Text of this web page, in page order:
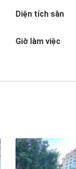
Diện tích sàn
Giờ làm việc